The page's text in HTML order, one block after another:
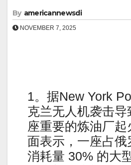
By americannewsdi
NOVEMBER 7, 2025
1。据New York
克兰无人机袭击导
座重要的炼油厂起
面表示，一座占俄
消耗量 30% 的大